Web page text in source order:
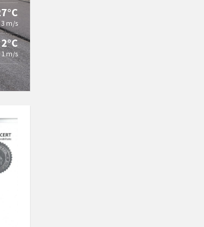
3 m/s
1 m/s